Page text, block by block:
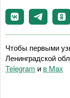
Чтобы первыми
Ленинградской
Telegram и в Maх